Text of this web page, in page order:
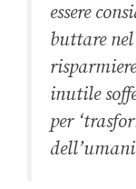
essere
buttare
inutile
per